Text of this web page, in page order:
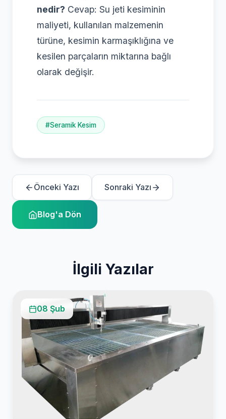
nedir? Cevap: Su jeti kesiminin
maliyeti, kullanılan malzemenin
türüne, kesimin karmaşıklığına ve
kesilen parçaların miktarına bağlı
olarak değişir.
#Seramik Kesim
Önceki Yazı Sonraki Yazı
Blog'a Dön
İlgili Yazılar
08 Şub